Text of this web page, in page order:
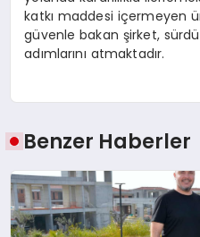
katkı maddesi içermeyen
güvenle bakan şirket,
adımlarını atmaktadır.
Benzer Haberler